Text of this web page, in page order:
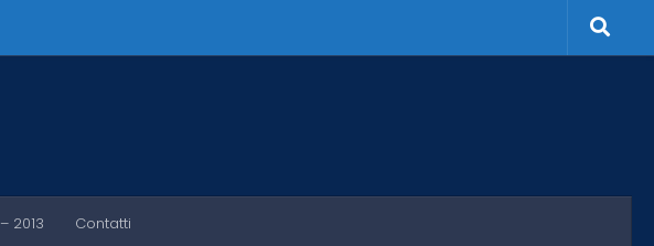
2013 Contatti